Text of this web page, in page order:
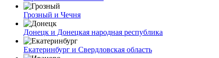
Грозный и Чечня
Донецк и Донецкая народная республика
Екатеринбург и Свердловская область